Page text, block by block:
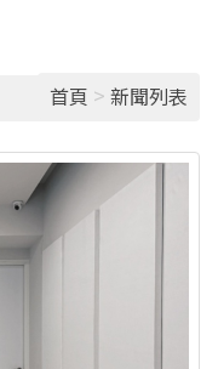
首頁 > 新聞列表